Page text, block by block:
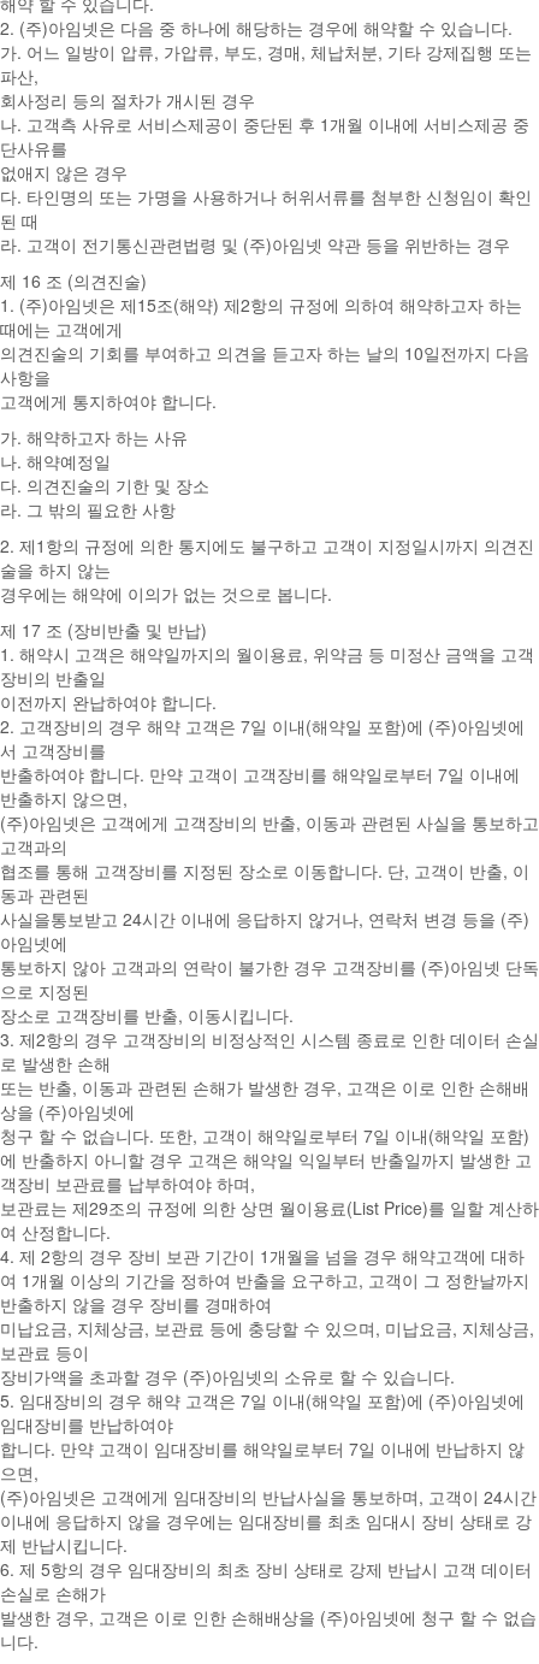
2. (주)아임넷은 다음 중 하나에 해당하는 경우에 해약할 수 있습니다.
가. 어느 일방이 압류, 가압류, 부도, 경매, 체납처분, 기타 강제집행 또는
파산,
회사정리 등의 절차가 개시된 경우
나. 고객측 사유로 서비스제공이 중단된 후 1개월 이내에 서비스제공 중
단사유를
없애지 않은 경우
다. 타인명의 또는 가명을 사용하거나 허위서류를 첨부한 신청임이 확인
된 때
라. 고객이 전기통신관련법령 및 (주)아임넷 약관 등을 위반하는 경우
제 16 조 (의견진술)
1. (주)아임넷은 제15조(해약) 제2항의 규정에 의하여 해약하고자 하는
때에는 고객에게
의견진술의 기회를 부여하고 의견을 듣고자 하는 날의 10일전까지 다음
사항을
고객에게 통지하여야 합니다.
가. 해약하고자 하는 사유
나. 해약예정일
다. 의견진술의 기한 및 장소
라. 그 밖의 필요한 사항
2. 제1항의 규정에 의한 통지에도 불구하고 고객이 지정일시까지 의견진
술을 하지 않는
경우에는 해약에 이의가 없는 것으로 봅니다.
제 17 조 (장비반출 및 반납)
1. 해약시 고객은 해약일까지의 월이용료, 위약금 등 미정산 금액을 고객
장비의 반출일
이전까지 완납하여야 합니다.
2. 고객장비의 경우 해약 고객은 7일 이내(해약일 포함)에 (주)아임넷에
서 고객장비를
반출하여야 합니다. 만약 고객이 고객장비를 해약일로부터 7일 이내에
반출하지 않으면,
(주)아임넷은 고객에게 고객장비의 반출, 이동과 관련된 사실을 통보하고
고객과의
협조를 통해 고객장비를 지정된 장소로 이동합니다. 단, 고객이 반출, 이
동과 관련된
사실을통보받고 24시간 이내에 응답하지 않거나, 연락처 변경 등을 (주)
아임넷에
통보하지 않아 고객과의 연락이 불가한 경우 고객장비를 (주)아임넷 단독
으로 지정된
장소로 고객장비를 반출, 이동시킵니다.
3. 제2항의 경우 고객장비의 비정상적인 시스템 종료로 인한 데이터 손실
로 발생한 손해
또는 반출, 이동과 관련된 손해가 발생한 경우, 고객은 이로 인한 손해배
상을 (주)아임넷에
청구 할 수 없습니다. 또한, 고객이 해약일로부터 7일 이내(해약일 포함)
에 반출하지 아니할 경우 고객은 해약일 익일부터 반출일까지 발생한 고
객장비 보관료를 납부하여야 하며,
보관료는 제29조의 규정에 의한 상면 월이용료(List Price)를 일할 계산하
여 산정합니다.
4. 제 2항의 경우 장비 보관 기간이 1개월을 넘을 경우 해약고객에 대하
여 1개월 이상의 기간을 정하여 반출을 요구하고, 고객이 그 정한날까지
반출하지 않을 경우 장비를 경매하여
미납요금, 지체상금, 보관료 등에 충당할 수 있으며, 미납요금, 지체상금,
보관료 등이
장비가액을 초과할 경우 (주)아임넷의 소유로 할 수 있습니다.
5. 임대장비의 경우 해약 고객은 7일 이내(해약일 포함)에 (주)아임넷에
임대장비를 반납하여야
합니다. 만약 고객이 임대장비를 해약일로부터 7일 이내에 반납하지 않
으면,
(주)아임넷은 고객에게 임대장비의 반납사실을 통보하며, 고객이 24시간
이내에 응답하지 않을 경우에는 임대장비를 최초 임대시 장비 상태로 강
제 반납시킵니다.
6. 제 5항의 경우 임대장비의 최초 장비 상태로 강제 반납시 고객 데이터
손실로 손해가
발생한 경우, 고객은 이로 인한 손해배상을 (주)아임넷에 청구 할 수 없습
니다.